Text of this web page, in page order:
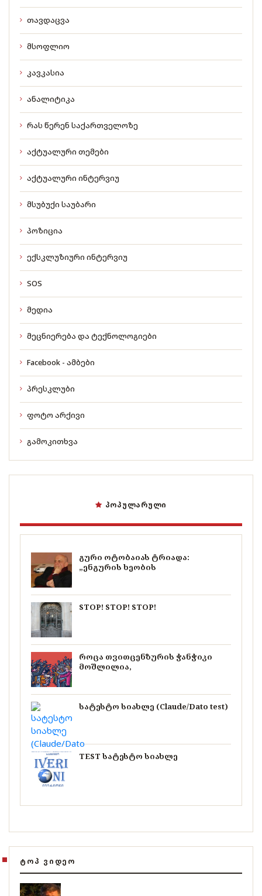
თავდაცვა
მსოფლიო
კავკასია
ანალიტიკა
რას წერენ საქართველოზე
აქტუალური თემები
აქტუალური ინტერვიუ
მსუბუქი საუბარი
პოზიცია
ექსკლუზიური ინტერვიუ
SOS
მედია
მეცნიერება და ტექნოლოგიები
Facebook - ამბები
პრესკლუბი
ფოტო არქივი
გამოკითხვა
ᲞᲝᲞᲣᲚᲐᲠᲣᲚᲘ
გური ოტობაიას ტრიადა:
„ენგურის ხეობის
STOP! STOP! STOP!
როცა თვითცენზურის ჭანჭიკი
მოშლილია,
სატესტო სიახლე (Claude/Dato test)
TEST სატესტო სიახლე
ᲢᲝᲞ ᲕᲘᲓᲔᲝ